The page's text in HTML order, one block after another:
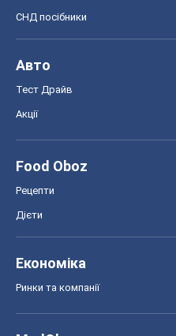
СНД посібники
Авто
Тест Драйв
Акції
Food Oboz
Рецепти
Дієти
Економіка
Ринки та компанії